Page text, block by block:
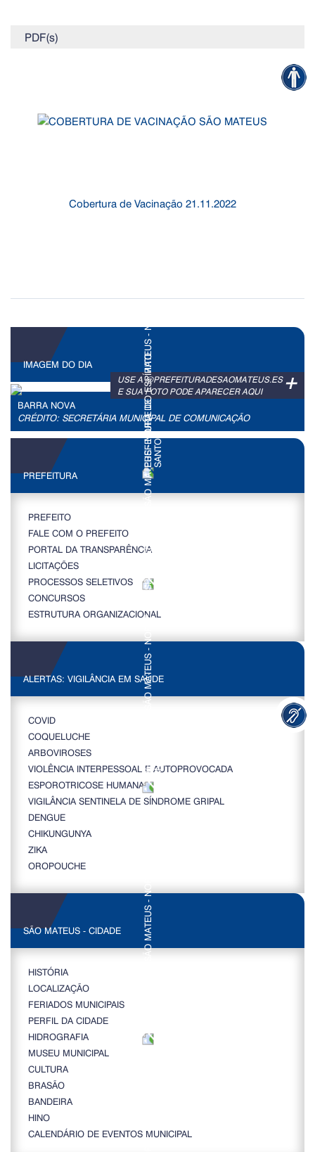
PDF(s)
Cobertura de Vacinação 21.11.2022
IMAGEM DO DIA
+
USE A @PREFEITURADESAOMATEUS.ES
E SUA FOTO PODE APARECER AQUI
BARRA NOVA
CRÉDITO: SECRETÁRIA MUNICIPAL DE COMUNICAÇÃO
PREFEITURA
PREFEITO
FALE COM O PREFEITO
PORTAL DA TRANSPARÊNCIA
LICITAÇÕES
PROCESSOS SELETIVOS
CONCURSOS
ESTRUTURA ORGANIZACIONAL
ALERTAS: VIGILÂNCIA EM SAÚDE
COVID
COQUELUCHE
ARBOVIROSES
VIOLÊNCIA INTERPESSOAL E AUTOPROVOCADA
ESPOROTRICOSE HUMANA
VIGILÂNCIA SENTINELA DE SÍNDROME GRIPAL
DENGUE
CHIKUNGUNYA
ZIKA
OROPOUCHE
SÃO MATEUS - CIDADE
HISTÓRIA
LOCALIZAÇÃO
FERIADOS MUNICIPAIS
PERFIL DA CIDADE
HIDROGRAFIA
MUSEU MUNICIPAL
CULTURA
BRASÃO
BANDEIRA
HINO
CALENDÁRIO DE EVENTOS MUNICIPAL